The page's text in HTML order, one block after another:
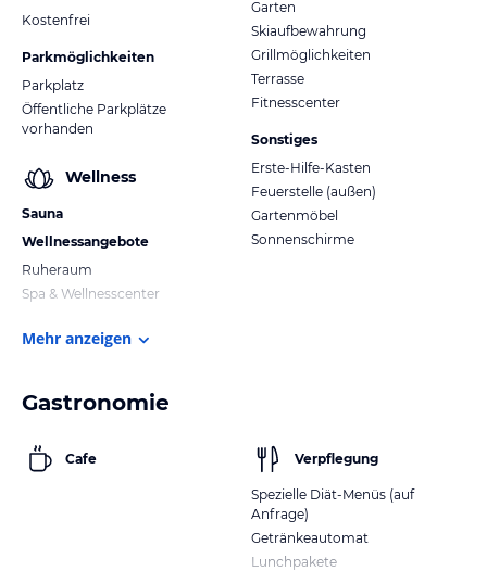
Kostenfrei
Parkmöglichkeiten
Parkplatz
Öffentliche Parkplätze
vorhanden
Wellness
Sauna
Wellnessangebote
Ruheraum
Spa & Wellnesscenter
Garten
Skiaufbewahrung
Grillmöglichkeiten
Terrasse
Fitnesscenter
Sonstiges
Erste-Hilfe-Kasten
Feuerstelle (außen)
Gartenmöbel
Sonnenschirme
Mehr anzeigen
Gastronomie
Cafe Verpflegung
Spezielle Diät-Menüs (auf
Anfrage)
Getränkeautomat
Lunchpakete